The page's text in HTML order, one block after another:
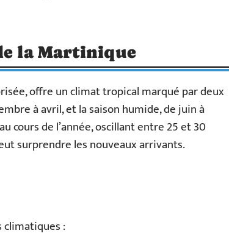
la Martinique
offre un climat tropical marqué par deux
à avril, et la saison humide, de juin à
cours de l’année, oscillant entre 25 et 30
surprendre les nouveaux arrivants.
climatiques :